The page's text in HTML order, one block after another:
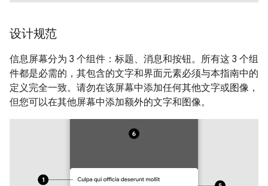
设计规范
信息屏幕分为 3 个组件：标题、消息和按钮。所有这 3 个组
件都是必需的，其包含的文字和界面元素必须与本指南中的
定义完全一致。请勿在该屏幕中添加任何其他文字或图像，
但您可以在其他屏幕中添加额外的文字和图像。